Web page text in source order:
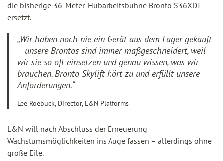
die bisherige 36-Meter-Hubarbeitsbühne Bronto S36XDT
ersetzt.
„Wir haben noch nie ein Gerät aus dem Lager gekauft
– unsere Brontos sind immer maßgeschneidert, weil
wir sie so oft einsetzen und genau wissen, was wir
brauchen. Bronto Skylift hört zu und erfüllt unsere
Anforderungen.“
Lee Roebuck, Director, L&N Platforms
L&N will nach Abschluss der Erneuerung
Wachstumsmöglichkeiten ins Auge fassen – allerdings ohne
große Eile.